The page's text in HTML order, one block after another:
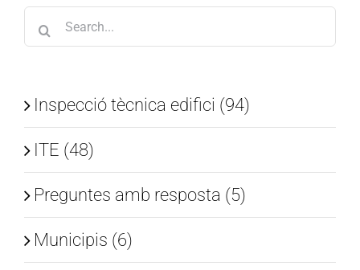
Search
for:
Inspecció tècnica edifici (94)
ITE (48)
Preguntes amb resposta (5)
Municipis (6)